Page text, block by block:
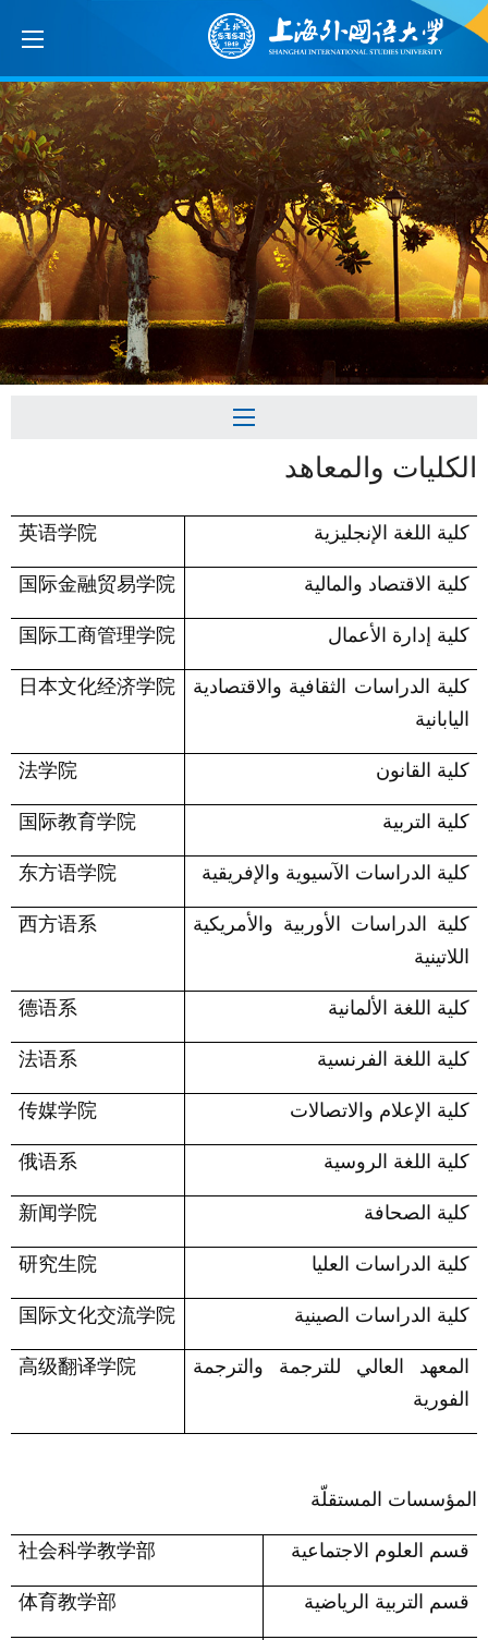
الكليات والمعاهد
英语学院 كلية اللغة الإنجليزية
国际金融贸易学院 كلية الاقتصاد والمالية
国际工商管理学院 كلية إدارة الأعمال
日本文化经济学院
كلية الدراسات الثقافية والاقتصادية
اليابانية
法学院 كلية القانون
国际教育学院 كلية التربية
东方语学院 كلية الدراسات الآسيوية والإفريقية
西方语系
كلية الدراسات الأوربية والأمريكية
اللاتينية
德语系 كلية اللغة الألمانية
法语系 كلية اللغة الفرنسية
传媒学院 كلية الإعلام والاتصالات
俄语系 كلية اللغة الروسية
新闻学院 كلية الصحافة
研究生院 كلية الدراسات العليا
国际文化交流学院 كلية الدراسات الصينية
高级翻译学院
المعهد العالي للترجمة والترجمة
الفورية
المؤسسات المستقلّة
社会科学教学部 قسم العلوم الاجتماعية
体育教学部 قسم التربية الرياضية